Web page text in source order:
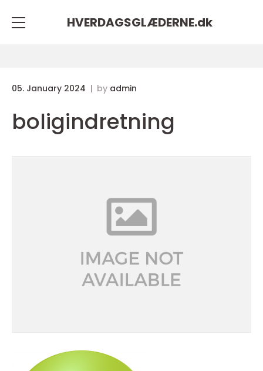
HVERDAGSGLÆDERNE.dk
05. January 2024 by admin
boligindretning